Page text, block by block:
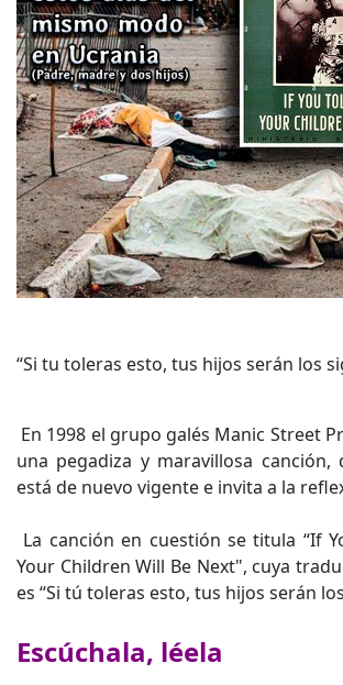
“Si tu toleras esto, tus hijos serán los
En 1998 el grupo galés Manic Street
una pegadiza y maravillosa canción,
está de nuevo vigente e invita a la
La canción en cuestión se titula “If
Your Children Will Be Next", cuya
es “Si tú toleras esto, tus hijos serán
Escúchala, léela